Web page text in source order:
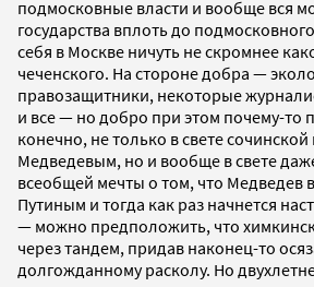
подмосковные власти и вообще вся
государства вплоть до
себя в Москве ничуть не скромнее
чеченского. На стороне добра —
правозащитники, некоторые
и все — но добро при этом почему-
конечно, не только в свете
Медведевым, но и вообще в свете
всеобщей мечты о том, что Медведев
Путиным и тогда как раз начнется
— можно предположить, что
через тандем, придав наконец-то
долгожданному расколу. Но